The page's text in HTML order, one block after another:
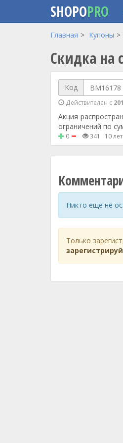
Перейти к основному содержанию
SHOPOPRO
Главная Купоны
Скидка на
Код
Действителен с
Акция
ограничений по
0 341 10
Никто ещё не
Только